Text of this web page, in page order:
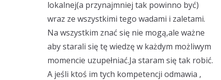
lokalnej(a przynajmniej tak powinno być)
wraz ze wszystkimi tego wadami i zaletami.
Na wszystkim znać się nie mogą,ale ważne
aby starali się tę wiedzę w każdym możliwym
momencie uzupełniać.Ja staram się tak robić.
A jeśli ktoś im tych kompetencji odmawia ,